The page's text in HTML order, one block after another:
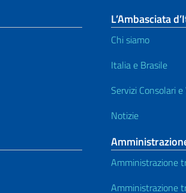
L’Ambasciata
Chi siamo
Italia e Brasile
Servizi Consolari e
Notizie
Amministrazione
Amministrazione